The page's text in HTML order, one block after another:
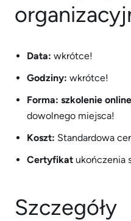
Data: wkrótce!
Godziny: wkrótce!
Forma: szkolenie online
dowolnego miejsca!
Koszt: Standardowa
Certyfikat ukończenia
Szczegóły